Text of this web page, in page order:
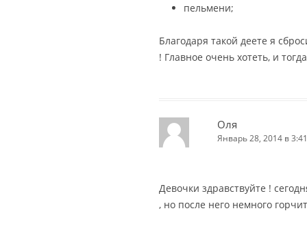
пельмени;
Благодаря такой деете я
! Главное очень хотеть, и
Оля
Январь 28, 2014 в
Девочки здравствуйте !
, но после него немного